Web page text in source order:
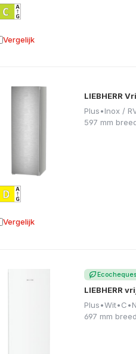
Vergelijk aan vergelijking
LIEBHERR
Plus•Inox /
597 mm
Vergelijk aan vergelijking
Ecocheques
LIEBHERR
Plus•Wit•C•
697 mm breed